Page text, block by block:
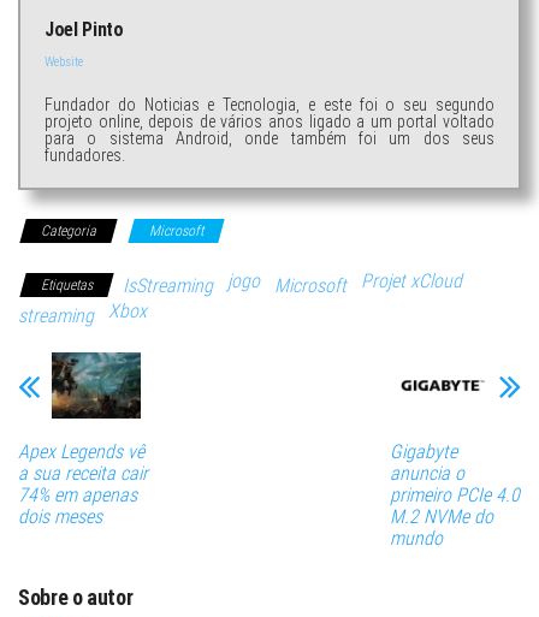
Joel Pinto
Website
Fundador do Noticias e Tecnologia, e este foi o seu segundo
projeto online, depois de vários anos ligado a um portal voltado
para o sistema Android, onde também foi um dos seus
fundadores.
Categoria Microsoft
Etiquetas IsStreaming jogo Microsoft
Projet xCloud
streaming
Xbox
Apex Legends vê
a sua receita cair
74% em apenas
dois meses
Gigabyte
anuncia o
primeiro PCIe 4.0
M.2 NVMe do
mundo
Sobre o autor